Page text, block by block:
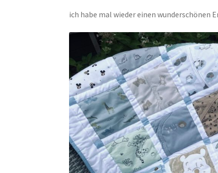
ich habe mal wieder einen wunderschönen